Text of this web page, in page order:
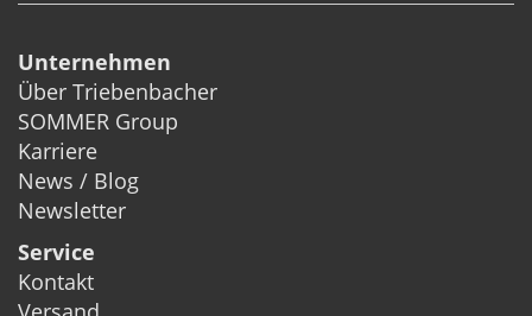
Unternehmen
Über Triebenbacher
SOMMER Group
Karriere
News / Blog
Newsletter
Service
Kontakt